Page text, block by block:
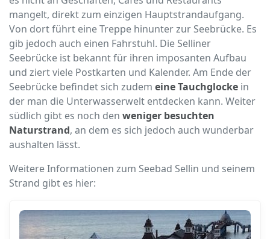
mangelt, direkt zum einzigen Hauptstrandaufgang.
Von dort führt eine Treppe hinunter zur Seebrücke. Es
gib jedoch auch einen Fahrstuhl. Die Selliner
Seebrücke ist bekannt für ihren imposanten Aufbau
und ziert viele Postkarten und Kalender. Am Ende der
Seebrücke befindet sich zudem eine Tauchglocke in
der man die Unterwasserwelt entdecken kann. Weiter
südlich gibt es noch den weniger besuchten
Naturstrand, an dem es sich jedoch auch wunderbar
aushalten lässt.
Weitere Informationen zum Seebad Sellin und seinem
Strand gibt es hier: